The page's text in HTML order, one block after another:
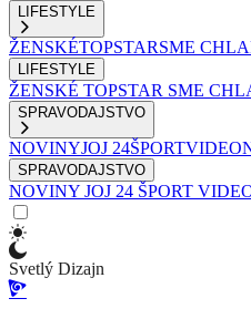
LIFESTYLE
ŽENSKÉTOPSTARSME
LIFESTYLE
ŽENSKÉ TOPSTAR SME
SPRAVODAJSTVO
NOVINYJOJ 24ŠPORT
SPRAVODAJSTVO
NOVINY JOJ 24 ŠPORT
Svetlý Dizajn